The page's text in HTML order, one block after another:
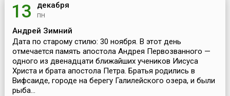
13 декабря
пн
Андрей Зимний
Дата по старому стилю: 30 ноября. В этот день
отмечается память апостола Андрея Первозванного —
одного из двенадцати ближайших учеников Иисуса
Христа и брата апостола Петра. Братья родились в
Вифсаиде, городе на берегу Галилейского озера, и были
рыба...